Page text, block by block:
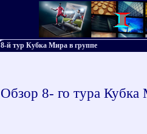
8-й тур Кубка Мира в группе
Обзор 8- го тура